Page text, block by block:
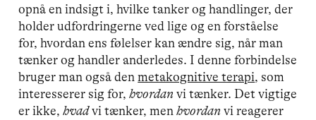
opnå en indsigt i, hvilke tanker og handlinger, der
holder udfordringerne ved lige og en forståelse
for, hvordan ens følelser kan ændre sig, når man
tænker og handler anderledes. I denne forbindelse
bruger man også denmetakognitive terapi, som
interesserer sig for,hvordan vi tænker. Det vigtige
er ikke,hvadvi tænker, menhvordan vi reagerer